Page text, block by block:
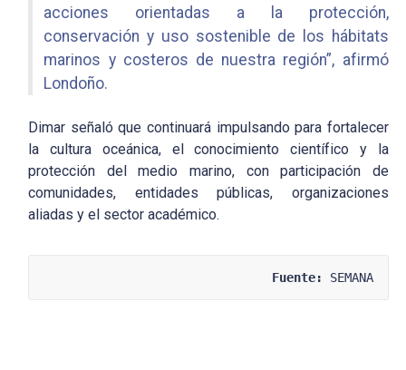
acciones orientadas a la protección,
conservación y uso sostenible de los hábitats
marinos y costeros de nuestra región”, afirmó
Londoño.
Dimar señaló que continuará impulsando para fortalecer
la cultura oceánica, el conocimiento científico y la
protección del medio marino, con participación de
comunidades, entidades públicas, organizaciones
aliadas y el sector académico.
Fuente: SEMANA